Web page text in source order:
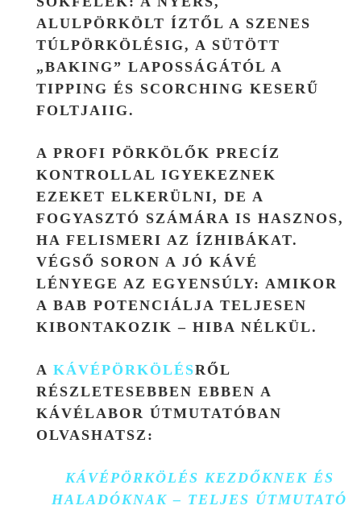
ALULPÖRKÖLT ÍZTŐL A SZENES
TÚLPÖRKÖLÉSIG, A SÜTÖTT
„BAKING” LAPOSSÁGÁTÓL A
TIPPING ÉS SCORCHING KESERŰ
FOLTJAIIG.
A PROFI PÖRKÖLŐK PRECÍZ
KONTROLLAL IGYEKEZNEK
EZEKET ELKERÜLNI, DE A
FOGYASZTÓ SZÁMÁRA IS HASZNOS,
HA FELISMERI AZ ÍZHIBÁKAT.
VÉGSŐ SORON A JÓ KÁVÉ
LÉNYEGE AZ EGYENSÚLY: AMIKOR
A BAB POTENCIÁLJA TELJESEN
KIBONTAKOZIK – HIBA NÉLKÜL.
A KÁVÉPÖRKÖLÉSRŐL
RÉSZLETESEBBEN EBBEN A
KÁVÉLABOR ÚTMUTATÓBAN
OLVASHATSZ:
KÁVÉPÖRKÖLÉS KEZDŐKNEK ÉS
HALADÓKNAK – TELJES ÚTMUTATÓ